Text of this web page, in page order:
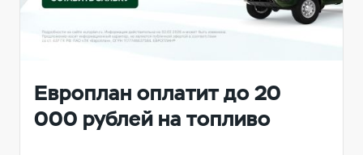
Европлан оплатит до 20
000 рублей на топливо